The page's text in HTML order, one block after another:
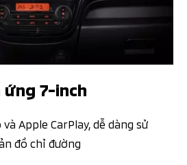
ứng 7-inch
Apple CarPlay, dễ dàng sử
đồ chỉ đường​